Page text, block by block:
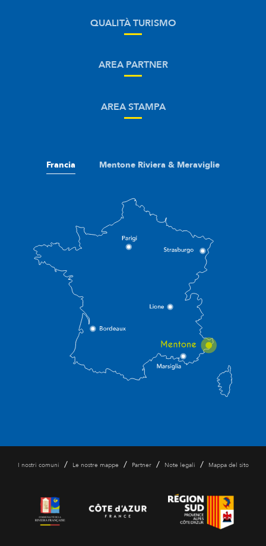
QUALITÀ TURISMO
AREA PARTNER
AREA STAMPA
Francia Mentone Riviera & Meraviglie
I nostri comuni / Le nostre mappe / Partner / Note legali / Mappa del sito